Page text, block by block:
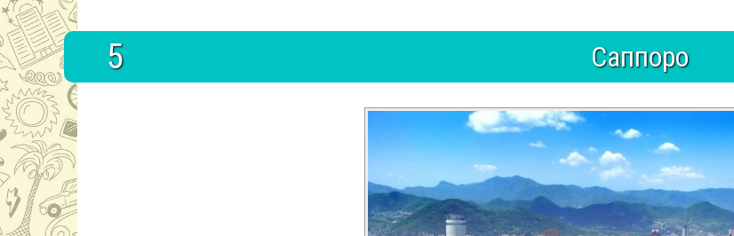
5 Саппоро